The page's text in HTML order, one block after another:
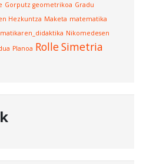
Gorputz geometrikoa Gradu
Hezkuntza Maketa matematika
Nikomedesen
Planoa RolleSimetria